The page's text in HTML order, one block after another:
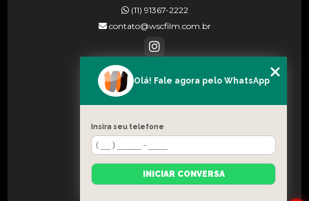
(11) 91367-2222
contato@wscfilm.com.br
MENU
HOME
BLOG
CONTATO
CATEGORIAS
Olá! Fale agora pelo WhatsApp
Insira seu telefone
INICIAR CONVERSA